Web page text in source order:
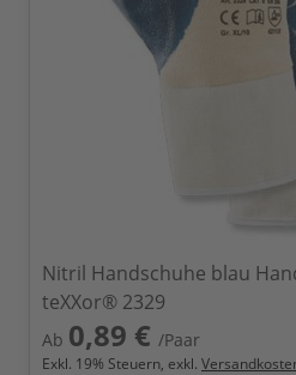
Nitril Handschuhe blau
teXXor® 2329
Ab 0,89 € /Paar
Exkl. 19% Steuern, exkl.